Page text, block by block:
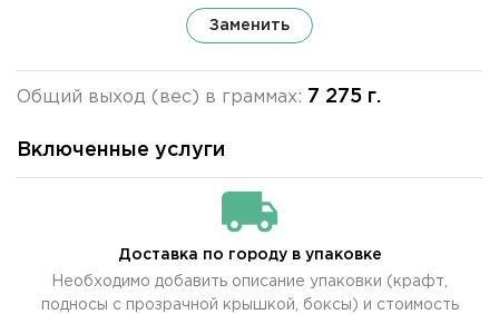
Заменить
Общий выход (вес) в граммах: 7 275 г.
Включенные услуги
Доставка по городу в упаковке
Необходимо добавить описание упаковки (крафт,
подносы с прозрачной крышкой, боксы) и стоимость